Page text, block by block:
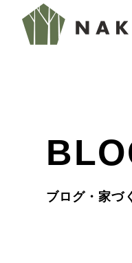
ブログ・家づ